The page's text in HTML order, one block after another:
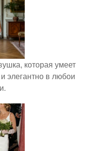
которая умеет
элегантно в любои